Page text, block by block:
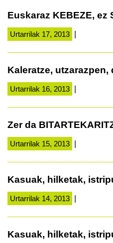
Euskaraz KEBEZE, ez
Urtarrilak 17, 2013
Kaleratze, utzarazpen,
Urtarrilak 16, 2013
Zer da
Urtarrilak 15, 2013
Kasuak, hilketak,
Urtarrilak 14, 2013
Kasuak, hilketak,